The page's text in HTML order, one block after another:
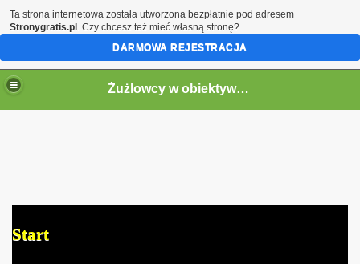
Żużlowcy w obiektywie by Speed
Start
Ta strona internetowa została utworzona bezpłatnie pod adresem
Stronygratis.pl . Czy chcesz też mieć własną stronę?
DARMOWA REJESTRACJA